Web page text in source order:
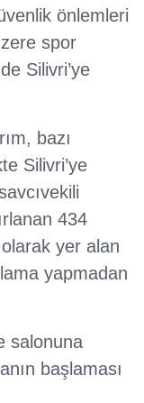
önlemleri
spor
Silivri’ye
bazı
Silivri’ye
434
yer alan
yapmadan
salonuna
başlaması